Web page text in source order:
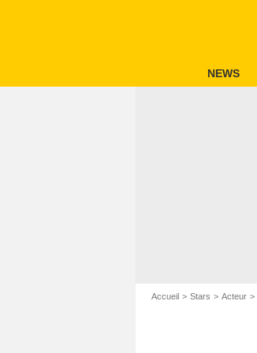
NEWS
Accueil Stars Acteur